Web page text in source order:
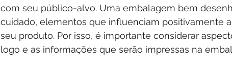
com seu público-alvo. Uma embalagem bem
cuidado, elementos que influenciam positivamente
seu produto. Por isso, é importante considerar
logo e as informações que serão impressas na